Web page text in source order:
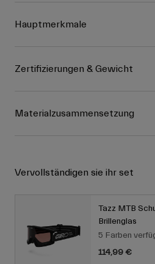
Hauptmerkmale
Zertifizierungen & Gewicht
Materialzusammensetzung
Vervollständigen sie ihr set
Tazz MTB
Brillenglas
5 Farben
114,99 €